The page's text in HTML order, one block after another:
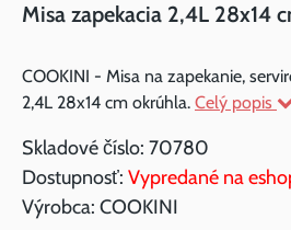
Misa zapekacia 2,4L 28x14
COOKINI - Misa na zapekanie,
2,4L 28x14 cm okrúhla. Celý popis
Skladové číslo: 70780
Dostupnosť: Vypredané na
Výrobca: COOKINI